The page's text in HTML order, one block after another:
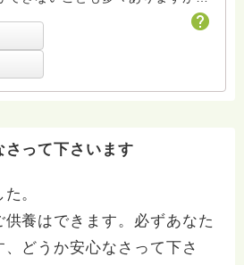
私個人の意見や解釈もあり、場
教義とは少し異なることもあると
さい。 また、寺の紹介ページに
介していますのでどなたでも気兼
。 ハスノハのお坊さんがもっと
さって下さいます
。
養はできます。必ずあなた
どうか安心なさって下さ